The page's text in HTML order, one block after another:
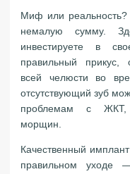
Миф или реальность?
немалую сумму.
инвестируете в
правильный прикус,
всей челюсти во
отсутствующий зуб
проблемам с ЖКТ,
морщин.
Качественный
правильном